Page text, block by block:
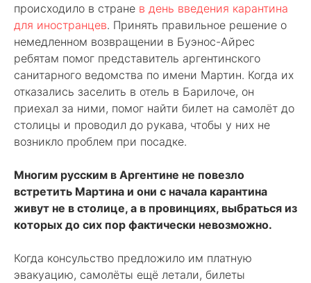
происходило в стране в день введения карантина
для иностранцев. Принять правильное решение о
немедленном возвращении в Буэнос-Айрес
ребятам помог представитель аргентинского
санитарного ведомства по имени Мартин. Когда их
отказались заселить в отель в Барилоче, он
приехал за ними, помог найти билет на самолёт до
столицы и проводил до рукава, чтобы у них не
возникло проблем при посадке.
Многим русским в Аргентине не повезло
встретить Мартина и они с начала карантина
живут не в столице, а в провинциях, выбраться из
которых до сих пор фактически невозможно.
Когда консульство предложило им платную
эвакуацию, самолёты ещё летали, билеты